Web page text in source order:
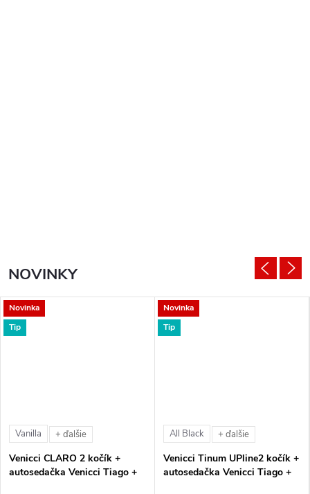
NOVINKY
Novinka
Tip
Vanilla + ďalšie
Venicci CLARO 2 kočík +
autosedačka Venicci Tiago +
Novinka
Tip
All Black + ďalšie
Venicci Tinum UPline2 kočík +
autosedačka Venicci Tiago +